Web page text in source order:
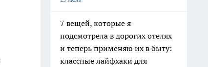
7 вещей, которые я
подсмотрела в дорогих отелях
и теперь применяю их в быту:
классные лайфхаки для